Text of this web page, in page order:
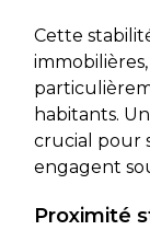
Cette
habitants.
crucial pour
engagent
Proximité